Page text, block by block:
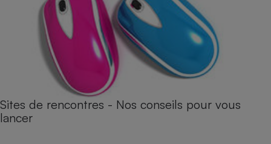
Sites de rencontres - Nos conseils pour vous
lancer